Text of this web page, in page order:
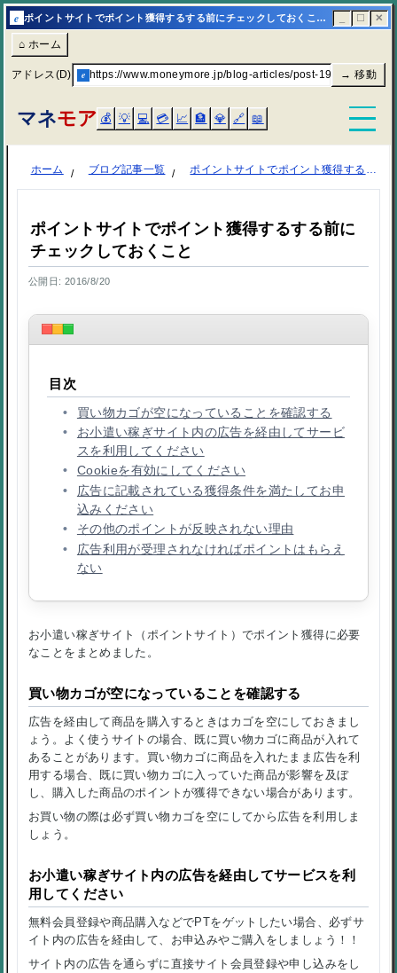
e ポイントサイトでポイント獲得するする前にチェックしておくこと | マネモア ☐ ✕
⌂ ホーム
アドレス(D) e https://www.moneymore.jp/blog-articles/post-1997/→ 移動
マネモア 💰 💡 💻 💳 📈 🏦 💎 🔗 📖
ホーム ブログ記事一覧 ポイントサイトでポイント獲得するする前にチェックしておくこと
ポイントサイトでポイント獲得するする前に
チェックしておくこと
公開日: 2016/8/20
目次
買い物カゴが空になっていることを確認する
お小遣い稼ぎサイト内の広告を経由してサービ
スを利用してください
Cookieを有効にしてください
広告に記載されている獲得条件を満たしてお申
込みください
その他のポイントが反映されない理由
広告利用が受理されなければポイントはもらえ
ない
お小遣い稼ぎサイト（ポイントサイト）でポイント獲得に必要
なことをまとめました。
買い物カゴが空になっていることを確認する
広告を経由して商品を購入するときはカゴを空にしておきまし
ょう。よく使うサイトの場合、既に買い物カゴに商品が入れて
あることがあります。買い物カゴに商品を入れたまま広告を利
用する場合、既に買い物カゴに入っていた商品が影響を及ぼ
し、購入した商品のポイントが獲得できない場合があります。
お買い物の際は必ず買い物カゴを空にしてから広告を利用しま
しょう。
お小遣い稼ぎサイト内の広告を経由してサービスを利
用してください
無料会員登録や商品購入などでPTをゲットしたい場合、必ずサ
イト内の広告を経由して、お申込みやご購入をしましょう！！
サイト内の広告を通らずに直接サイト会員登録や申し込みをし